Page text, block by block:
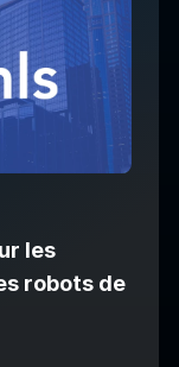
les
robots de